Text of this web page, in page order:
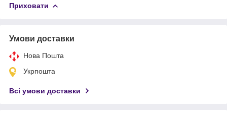
Приховати
Умови доставки
Нова Пошта
Укрпошта
Всі умови доставки